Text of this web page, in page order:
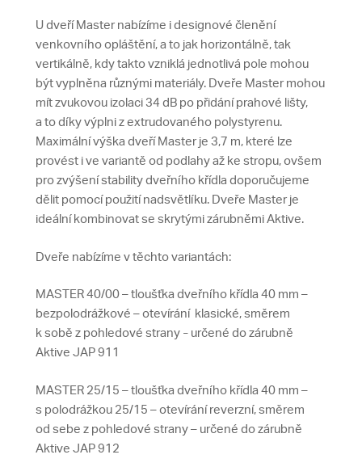
U dveří Master nabízíme i designové členění
venkovního opláštění, a to jak horizontálně, tak
vertikálně, kdy takto vzniklá jednotlivá pole mohou
být vyplněna různými materiály. Dveře Master mohou
mít zvukovou izolaci 34 dB po přidání prahové lišty,
a to díky výplni z extrudovaného polystyrenu.
Maximální výška dveří Master je 3,7 m, které lze
provést i ve variantě od podlahy až ke stropu, ovšem
pro zvýšení stability dveřního křídla doporučujeme
dělit pomocí použití nadsvětlíku. Dveře Master je
ideální kombinovat se skrytými zárubněmi Aktive.
Dveře nabízíme v těchto variantách:
MASTER 40/00 – tloušťka dveřního křídla 40 mm –
bezpolodrážkové – otevírání klasické, směrem
k sobě z pohledové strany – určené do zárubně
Aktive JAP 911
MASTER 25/15 – tloušťka dveřního křídla 40 mm –
s polodrážkou 25/15 – otevírání reverzní, směrem
od sebe z pohledové strany – určené do zárubně
Aktive JAP 912